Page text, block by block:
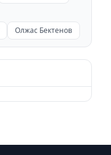
Олжас Бектенов